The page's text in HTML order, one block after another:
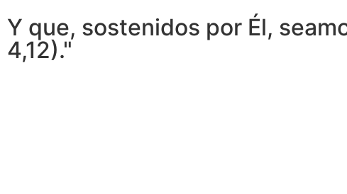
Y que, sostenidos por Él,
4,12)."